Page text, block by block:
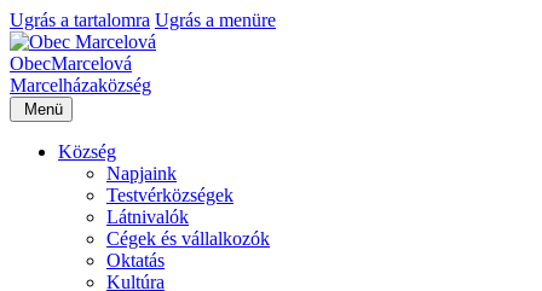
Ugrás a tartalomra Ugrás a menüre
ObecMarcelová
Marcelházaközség
Menü
Község
Napjaink
Testvérközségek
Látnivalók
Cégek és vállalkozók
Oktatás
Kultúra